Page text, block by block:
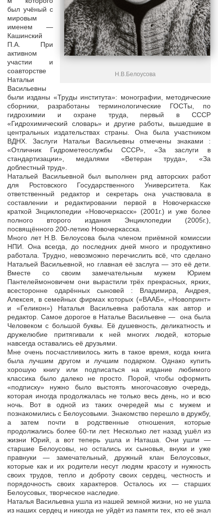
Н.В.Белоусова
был учёный с
мировым
именем —
Кашинский
П.А. При
активном
участии и
соавторстве
Натальи
Васильевны
были изданы «Труды института»: монографии, методические
сборники, разработаны терминологические ГОСТы, по
гидрохимии и охране труда, первый в СССР
«Гидрохимический словарь» и другие работы, вышедшие в
центральных издательствах страны. Она была участником
ВДНХ. Заслуги Натальи Васильевны отмечены знаками :
«Отличник Гидрометеослужбы СССР», «За заслуги в
стандартизации», медалями «Ветеран труда», «За
доблестный труд».
Натальей Васильевной был выполнен ряд авторских работ
для Ростовского Государственного Университета. Как
ответственный редактор и секретарь она участвовала в
составлении и редактировании первой в Новочеркасске
краткой Знциклопедии «Новочеркасск» (2001г.) и уже более
полного второго издания Энциклопедии (2005г.),
посвящённого 200-летию Новочеркасска.
Много лет Н.В. Белоусова была членом приёмной комиссии
НПИ. Она всегда, до последних дней много и продуктивно
работала. Трудно, невозможно перечислить всё, что сделано
Натальей Васильевной, но главная её заслуга — это её дети.
Вместе со своим замечательным мужем Юрием
Пантелеймоновичем они вырастили трёх прекрасных, ярких,
всесторонне одарённых сыновей : Владимира, Андрея,
Алексея, в семейных фирмах которых («ВААБ», «Новопринт»
и «Геликон») Наталья Васильевна работала как автор и
редактор. Самое дорогое в Наталье Васильевне — она была
Человеком с большой буквы. Её душевность, деликатность и
дружелюбие притягивали к ней многих людей, которые
навсегда оставались её друзьями.
Мне очень посчастливилось жить в такое время, когда книга
была лучшим другом и лучшим подарком. Однако купить
хорошую книгу или подписаться на издание любимого
классика было далеко не просто. Порой, чтобы оформить
«подписку» нужно было выстоять многочасовую очередь,
которая иногда продолжалась не только весь день, но и всю
ночь. Вот в одной из таких очередей мы с мужем и
познакомились с Белоусовыми. Знакомство перешло в дружбу,
а затем почти в родственные отношения, которые
продолжались более 60-ти лет. Несколько лет назад ушёл из
жизни Юрий, а вот теперь ушла и Наташа. Они ушли —
старшие Белоусовы, но остались их сыновья, внуки и уже
правнуки — замечательный, дружный клан Белоусовых,
которые как и их родители несут людям красоту и нужность
своих трудов, тепло и доброту своих сердец, честность и
порядочность своих характеров. Осталось их — старших
Белоусовых, творческое наследие.
Наталья Васильевна ушла из нашей земной жизни, но не ушла
из наших сердец и никогда не уйдёт из памяти тех, кто её знал